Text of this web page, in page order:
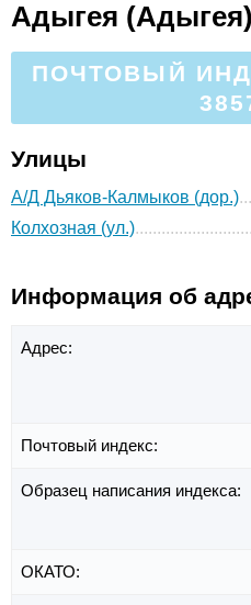
Адыгея (Адыгея)
ПОЧТОВЫЙ
Улицы
А/Д Дьяков-Калмыков (дор.)
Колхозная (ул.)
Информация об
Адрес:
Почтовый индекс:
Образец написания индекса:
ОКАТО: